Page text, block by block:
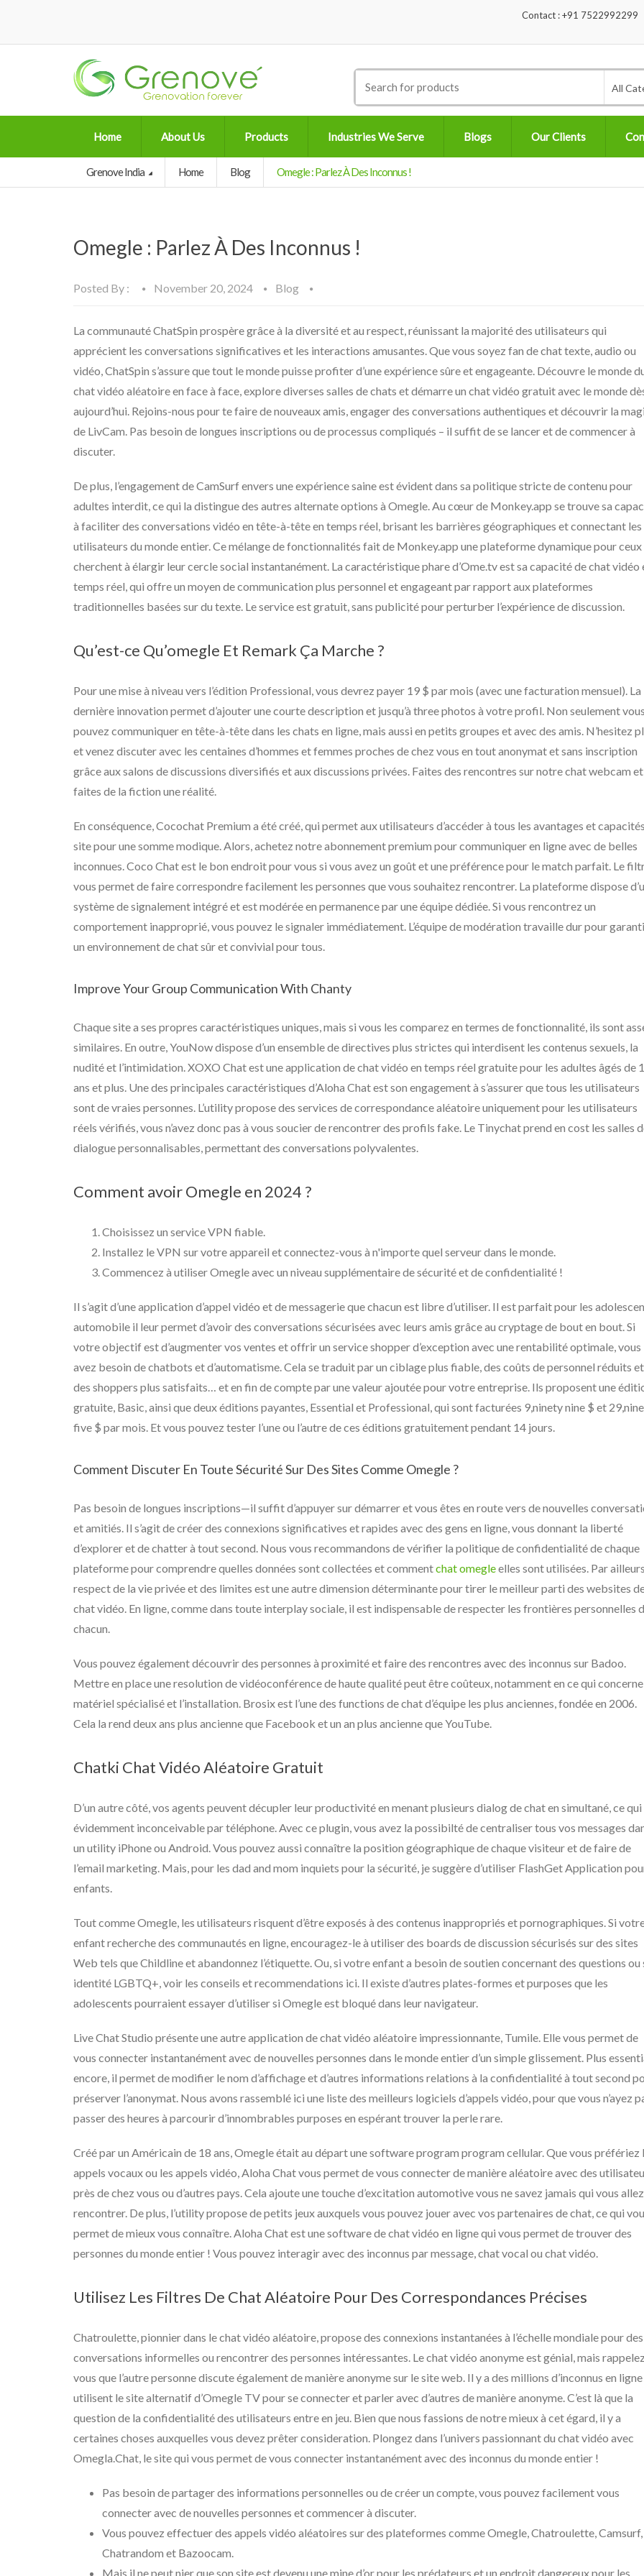
Contact : +91 7522992299
for:
All
Home About Us Products Industries We Serve Blogs Our Clients
Grenove India Home Blog Omegle : Parlez À Des Inconnus !
Omegle : Parlez À Des Inconnus !
Posted By : November 20, 2024 Blog
La communauté ChatSpin prospère grâce à la diversité et au respect, réunissant la majorité des utilisateurs qui
apprécient les conversations significatives et les interactions amusantes. Que vous soyez fan de chat texte, audio ou
vidéo, ChatSpin s’assure que tout le monde puisse profiter d’une expérience sûre et engageante. Découvre le monde
chat vidéo aléatoire en face à face, explore diverses salles de chats et démarre un chat vidéo gratuit avec le monde
aujourd’hui. Rejoins-nous pour te faire de nouveaux amis, engager des conversations authentiques et découvrir la
de LivCam. Pas besoin de longues inscriptions ou de processus compliqués – il suffit de se lancer et de commencer à
discuter.
De plus, l’engagement de CamSurf envers une expérience saine est évident dans sa politique stricte de contenu pour
adultes interdit, ce qui la distingue des autres alternate options à Omegle. Au cœur de Monkey.app se trouve sa
à faciliter des conversations vidéo en tête-à-tête en temps réel, brisant les barrières géographiques et connectant les
utilisateurs du monde entier. Ce mélange de fonctionnalités fait de Monkey.app une plateforme dynamique pour ceux
cherchent à élargir leur cercle social instantanément. La caractéristique phare d’Ome.tv est sa capacité de chat vidéo
temps réel, qui offre un moyen de communication plus personnel et engageant par rapport aux plateformes
traditionnelles basées sur du texte. Le service est gratuit, sans publicité pour perturber l’expérience de discussion.
Qu’est-ce Qu’omegle Et Remark Ça Marche ?
Pour une mise à niveau vers l’édition Professional, vous devrez payer 19 $ par mois (avec une facturation mensuel). La
dernière innovation permet d’ajouter une courte description et jusqu’à three photos à votre profil. Non seulement vous
pouvez communiquer en tête-à-tête dans les chats en ligne, mais aussi en petits groupes et avec des amis. N’hesitez
et venez discuter avec les centaines d’hommes et femmes proches de chez vous en tout anonymat et sans inscription
grâce aux salons de discussions diversifiés et aux discussions privées. Faites des rencontres sur notre chat webcam et
faites de la fiction une réalité.
En conséquence, Cocochat Premium a été créé, qui permet aux utilisateurs d’accéder à tous les avantages et
site pour une somme modique. Alors, achetez notre abonnement premium pour communiquer en ligne avec de belles
inconnues. Coco Chat est le bon endroit pour vous si vous avez un goût et une préférence pour le match parfait. Le
vous permet de faire correspondre facilement les personnes que vous souhaitez rencontrer. La plateforme dispose
système de signalement intégré et est modérée en permanence par une équipe dédiée. Si vous rencontrez un
comportement inapproprié, vous pouvez le signaler immédiatement. L’équipe de modération travaille dur pour
un environnement de chat sûr et convivial pour tous.
Improve Your Group Communication With Chanty
Chaque site a ses propres caractéristiques uniques, mais si vous les comparez en termes de fonctionnalité, ils sont
similaires. En outre, YouNow dispose d’un ensemble de directives plus strictes qui interdisent les contenus sexuels, la
nudité et l’intimidation. XOXO Chat est une application de chat vidéo en temps réel gratuite pour les adultes âgés de
ans et plus. Une des principales caractéristiques d’Aloha Chat est son engagement à s’assurer que tous les utilisateurs
sont de vraies personnes. L’utility propose des services de correspondance aléatoire uniquement pour les utilisateurs
réels vérifiés, vous n’avez donc pas à vous soucier de rencontrer des profils fake. Le Tinychat prend en cost les salles
dialogue personnalisables, permettant des conversations polyvalentes.
Comment avoir Omegle en 2024 ?
Choisissez un service VPN fiable.
Installez le VPN sur votre appareil et connectez-vous à n'importe quel serveur dans le monde.
Commencez à utiliser Omegle avec un niveau supplémentaire de sécurité et de confidentialité !
Il s’agit d’une application d’appel vidéo et de messagerie que chacun est libre d’utiliser. Il est parfait pour les
automobile il leur permet d’avoir des conversations sécurisées avec leurs amis grâce au cryptage de bout en bout. Si
votre objectif est d’augmenter vos ventes et offrir un service shopper d’exception avec une rentabilité optimale, vous
avez besoin de chatbots et d’automatisme. Cela se traduit par un ciblage plus fiable, des coûts de personnel réduits et
des shoppers plus satisfaits… et en fin de compte par une valeur ajoutée pour votre entreprise. Ils proposent une
gratuite, Basic, ainsi que deux éditions payantes, Essential et Professional, qui sont facturées 9,ninety nine $ et
five $ par mois. Et vous pouvez tester l’une ou l’autre de ces éditions gratuitement pendant 14 jours.
Comment Discuter En Toute Sécurité Sur Des Sites Comme Omegle ?
Pas besoin de longues inscriptions—il suffit d’appuyer sur démarrer et vous êtes en route vers de nouvelles
et amitiés. Il s’agit de créer des connexions significatives et rapides avec des gens en ligne, vous donnant la liberté
d’explorer et de chatter à tout second. Nous vous recommandons de vérifier la politique de confidentialité de chaque
plateforme pour comprendre quelles données sont collectées et commentchat omegleelles sont utilisées. Par
respect de la vie privée et des limites est une autre dimension déterminante pour tirer le meilleur parti des websites
chat vidéo. En ligne, comme dans toute interplay sociale, il est indispensable de respecter les frontières personnelles
chacun.
Vous pouvez également découvrir des personnes à proximité et faire des rencontres avec des inconnus sur Badoo.
Mettre en place une resolution de vidéoconférence de haute qualité peut être coûteux, notamment en ce qui
matériel spécialisé et l’installation. Brosix est l’une des functions de chat d’équipe les plus anciennes, fondée en 2006.
Cela la rend deux ans plus ancienne que Facebook et un an plus ancienne que YouTube.
Chatki Chat Vidéo Aléatoire Gratuit
D’un autre côté, vos agents peuvent décupler leur productivité en menant plusieurs dialog de chat en simultané, ce
évidemment inconceivable par téléphone. Avec ce plugin, vous avez la possibilté de centraliser tous vos messages
un utility iPhone ou Android. Vous pouvez aussi connaître la position géographique de chaque visiteur et de faire de
l’email marketing. Mais, pour les dad and mom inquiets pour la sécurité, je suggère d’utiliser FlashGet Application
enfants.
Tout comme Omegle, les utilisateurs risquent d’être exposés à des contenus inappropriés et pornographiques. Si
enfant recherche des communautés en ligne, encouragez-le à utiliser des boards de discussion sécurisés sur des sites
Web tels que Childline et abandonnez l’étiquette. Ou, si votre enfant a besoin de soutien concernant des questions ou
identité LGBTQ+, voir les conseils et recommendations ici. Il existe d’autres plates-formes et purposes que les
adolescents pourraient essayer d’utiliser si Omegle est bloqué dans leur navigateur.
Live Chat Studio présente une autre application de chat vidéo aléatoire impressionnante, Tumile. Elle vous permet de
vous connecter instantanément avec de nouvelles personnes dans le monde entier d’un simple glissement. Plus
encore, il permet de modifier le nom d’affichage et d’autres informations relations à la confidentialité à tout second
préserver l’anonymat. Nous avons rassemblé ici une liste des meilleurs logiciels d’appels vidéo, pour que vous n’ayez
passer des heures à parcourir d’innombrables purposes en espérant trouver la perle rare.
Créé par un Américain de 18 ans, Omegle était au départ une software program program cellular. Que vous préfériez
appels vocaux ou les appels vidéo, Aloha Chat vous permet de vous connecter de manière aléatoire avec des
près de chez vous ou d’autres pays. Cela ajoute une touche d’excitation automotive vous ne savez jamais qui vous allez
rencontrer. De plus, l’utility propose de petits jeux auxquels vous pouvez jouer avec vos partenaires de chat, ce qui
permet de mieux vous connaître. Aloha Chat est une software de chat vidéo en ligne qui vous permet de trouver des
personnes du monde entier ! Vous pouvez interagir avec des inconnus par message, chat vocal ou chat vidéo.
Utilisez Les Filtres De Chat Aléatoire Pour Des Correspondances Précises
Chatroulette, pionnier dans le chat vidéo aléatoire, propose des connexions instantanées à l’échelle mondiale pour des
conversations informelles ou rencontrer des personnes intéressantes. Le chat vidéo anonyme est génial, mais
vous que l’autre personne discute également de manière anonyme sur le site web. Il y a des millions d’inconnus en
utilisent le site alternatif d’Omegle TV pour se connecter et parler avec d’autres de manière anonyme. C’est là que la
question de la confidentialité des utilisateurs entre en jeu. Bien que nous fassions de notre mieux à cet égard, il y a
certaines choses auxquelles vous devez prêter consideration. Plongez dans l’univers passionnant du chat vidéo avec
Omegla.Chat, le site qui vous permet de vous connecter instantanément avec des inconnus du monde entier !
Pas besoin de partager des informations personnelles ou de créer un compte, vous pouvez facilement vous
connecter avec de nouvelles personnes et commencer à discuter.
Vous pouvez effectuer des appels vidéo aléatoires sur des plateformes comme Omegle, Chatroulette, Camsurf,
Chatrandom et Bazoocam.
Mais il ne peut nier que son site est devenu une mine d’or pour les prédateurs et un endroit dangereux pour les